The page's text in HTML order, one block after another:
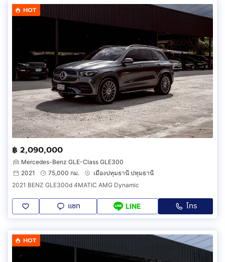
HOT
฿ 2,090,000
Mercedes-Benz GLE-Class GLE300
2021
75,000 กม.
เมืองปทุมธานี ปทุมธานี
2021 BENZ GLE300d 4MATIC AMG Dynamic
แชท LINE โทร
HOT